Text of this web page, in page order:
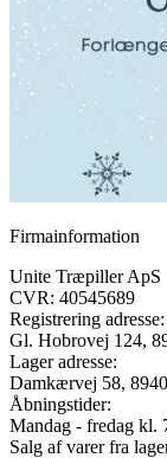
Firmainformation
Unite Træpiller ApS
CVR: 40545689
Registrering adresse:
Gl. Hobrovej 124,
Lager adresse:
Damkærvej 58, 8940
Åbningstider:
Mandag - fredag kl.
Salg af varer fra